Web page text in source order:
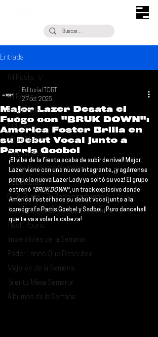
Entrada
All Posts
Escúchalo
Noticias
¿Qué Plan?
Entrevistas
Descubrimiento Semanal
Coberturas
Si Te Gusta... Te Recomendamos A...
Talento Mexa Que Debes Escuchar
Flash Round
Imperdibles de la Semana
Poder Latino Que Descubrir
Mejores de la Semana
Talento Mexa Semanal
Álbumes de la Semana
All Posts
Major Lazer Desata el
Fuego con "BRUK DOWN":
America Foster Brilla en
su Debut Vocal junto a
Parris Goebel
Editorial TORT
27 oct 2025
¡El vibe de la fiesta acaba de subir de nivel! Major
Lazer viene con una nueva integrante, ¡y agárrense
porque la nueva Lazer Lady ya soltó su voz! El grupo
estrenó "BRUK DOWN", un track explosivo donde
America Foster hace su debut vocal junto a la
coreógrafa Parris Goebel y Sadboi. ¡Puro dancehall
que te va a volar la cabeza!